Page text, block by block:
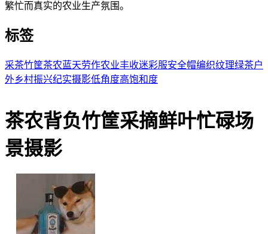
繁忙而真实的农业生产氛围。
标签
采茶竹筐茶农蓝天劳作农业丰收迷彩服安全帽编织纹理绿茶户
外乡村振兴纪实摄影低角度高饱和度
茶农背负竹筐采摘鲜叶忙碌场
景摄影